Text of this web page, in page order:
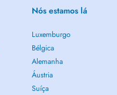
Nós estamos lá
Luxemburgo
Bélgica
Alemanha
Áustria
Suíça